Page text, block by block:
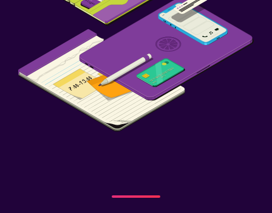
Toallas para piscina
Vapor
TV por cable o vía satélite